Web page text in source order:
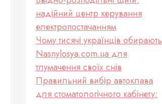
надійний центр керування
електропостачанням
Чому тисячі українців обирають
Nasnylosya.com.ua для
тлумачення своїх снів
Правильний вибір автоклава
для стоматологічного кабінету: